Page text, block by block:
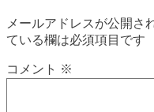
メールアドレスが公開さ
ている欄は必須項目です
コメント ※